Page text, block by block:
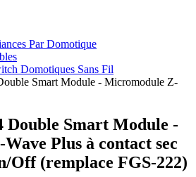
Par Domotique
Domotiques Sans Fil
Smart Module - Micromodule Z-
Double Smart Module -
Plus à contact sec
Off (remplace FGS-222)